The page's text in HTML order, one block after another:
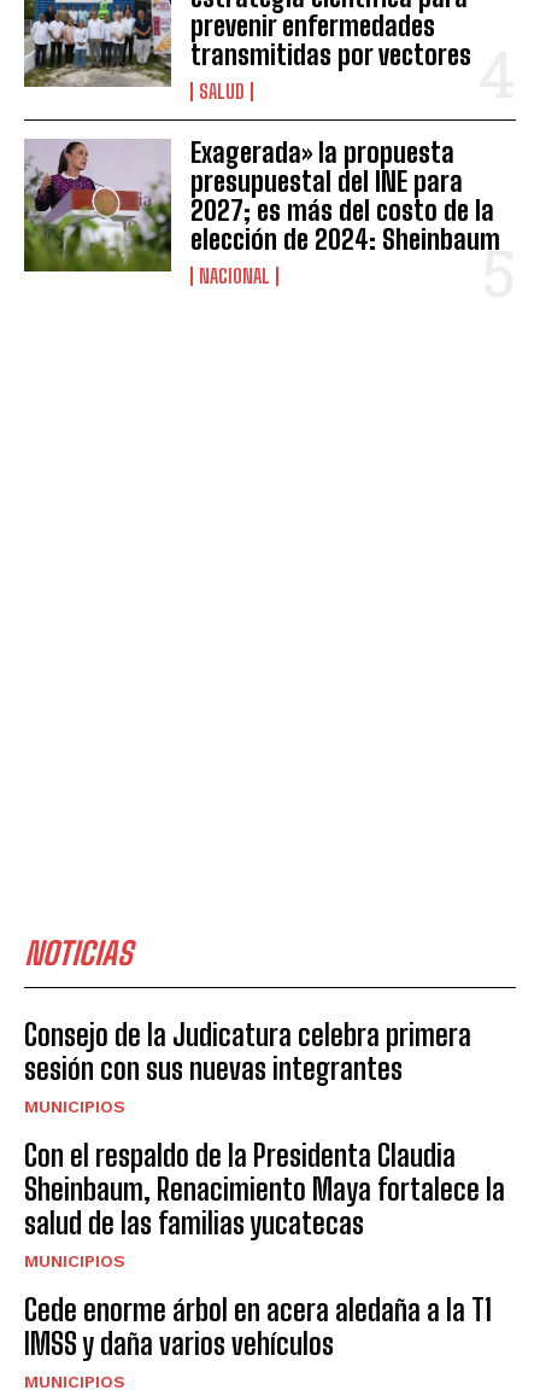
prevenir enfermedades
transmitidas por vectores
SALUD
Exagerada» la propuesta
presupuestal del INE para
2027; es más del costo de la
elección de 2024: Sheinbaum
NACIONAL
NOTICIAS
Consejo de la Judicatura celebra primera
sesión con sus nuevas integrantes
MUNICIPIOS
Con el respaldo de la Presidenta Claudia
Sheinbaum, Renacimiento Maya fortalece la
salud de las familias yucatecas
MUNICIPIOS
Cede enorme árbol en acera aledaña a la T1
IMSS y daña varios vehículos
MUNICIPIOS